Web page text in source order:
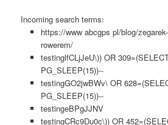
Incoming search terms:
https://www abcgps pl/blog/
rowerem/
testinglfCLjJeU\)) OR
PG_SLEEP(15))--
testingGO2jwBWv\ OR
PG_SLEEP(15))--
testingeBPgJJNV
testingCRc9Du0c\)) OR